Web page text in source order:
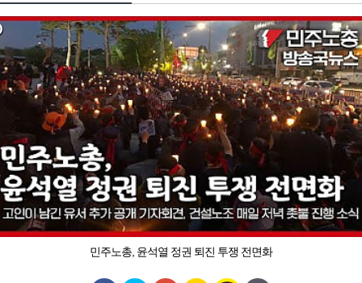
민주노총, 윤석열 정권 퇴진 투쟁 전면화